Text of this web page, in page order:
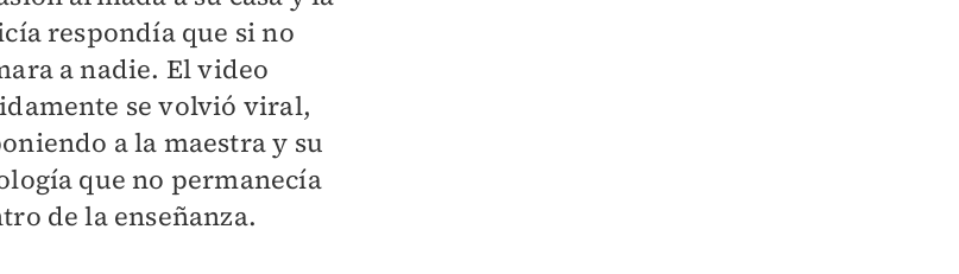
respondía que si no
a nadie. El video
se volvió viral,
a la maestra y su
que no permanecía
de la enseñanza.